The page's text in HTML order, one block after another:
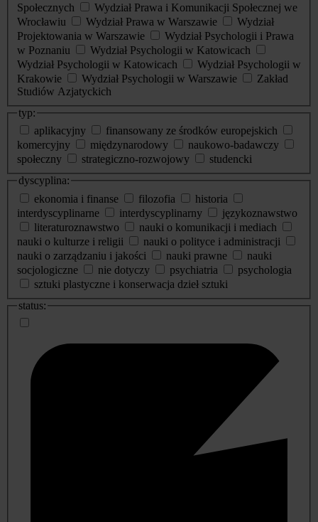
Społecznych
Wydział Prawa i Komunikacji Społecznej we
Wrocławiu
Wydział Prawa w Warszawie
Wydział
Projektowania w Warszawie
Wydział Psychologii i Prawa
w Poznaniu
Wydział Psychologii w Katowicach
Wydział Psychologii w Katowicach
Wydział Psychologii w
Krakowie
Wydział Psychologii w Warszawie
Zakład
Studiów Azjatyckich
typ:
aplikacyjny
finansowany ze środków europejskich
komercyjny
międzynarodowy
naukowo-badawczy
społeczny
strategiczno-rozwojowy
studencki
dyscyplina:
ekonomia i finanse
filozofia
historia
interdyscyplinarne
interdyscyplinarny
językoznawstwo
literaturoznawstwo
nauki o komunikacji i mediach
nauki o kulturze i religii
nauki o polityce i administracji
nauki o zarządzaniu i jakości
nauki prawne
nauki
socjologiczne
nie dotyczy psychiatria
psychologia
sztuki plastyczne i konserwacja dzieł sztuki
status: